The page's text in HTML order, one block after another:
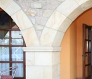
Anterior